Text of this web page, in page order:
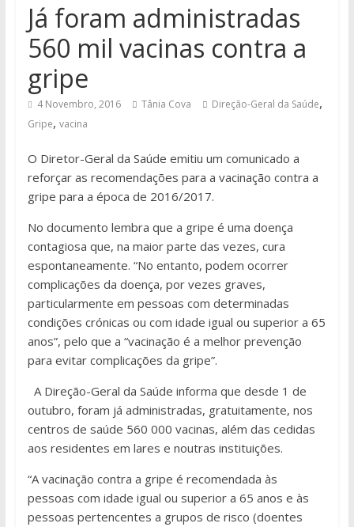
Já foram administradas
560 mil vacinas contra a
gripe
4 Novembro, 2016 Tânia Cova Direção-Geral da Saúde,
Gripe, vacina
O Diretor-Geral da Saúde emitiu um comunicado a
reforçar as recomendações para a vacinação contra a
gripe para a época de 2016/2017.
No documento lembra que a gripe é uma doença
contagiosa que, na maior parte das vezes, cura
espontaneamente. “No entanto, podem ocorrer
complicações da doença, por vezes graves,
particularmente em pessoas com determinadas
condições crónicas ou com idade igual ou superior a 65
anos”, pelo que a “vacinação é a melhor prevenção
para evitar complicações da gripe”.
A Direção-Geral da Saúde informa que desde 1 de
outubro, foram já administradas, gratuitamente, nos
centros de saúde 560 000 vacinas, além das cedidas
aos residentes em lares e noutras instituições.
“A vacinação contra a gripe é recomendada às
pessoas com idade igual ou superior a 65 anos e às
pessoas pertencentes a grupos de risco (doentes